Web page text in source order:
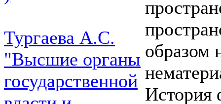
Тургаева А.С.
"Высшие органы
государственной
образом
История